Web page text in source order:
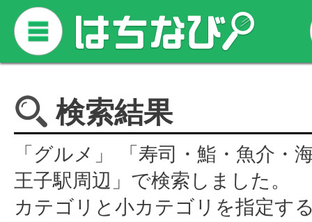
検索結果
「グルメ」 「寿司・鮨・魚介・
王子駅周辺」で検索しました。
カテゴリと小カテゴリを指定す